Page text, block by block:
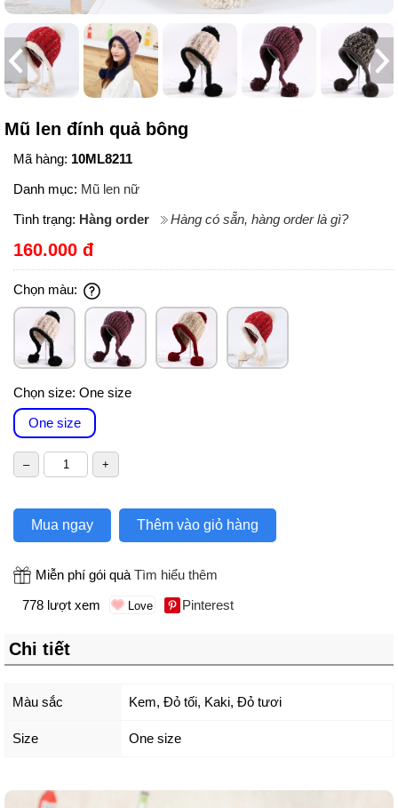
Mũ len đính quả bông
Mã hàng: 10ML8211
Danh mục: Mũ len nữ
Tình trạng: Hàng order Hàng có sẵn, hàng order là gì?
160.000 đ
Chọn màu:
Chọn size: One size
One size
Mua ngay Thêm vào giỏ hàng
Miễn phí gói quà Tìm hiểu thêm
778 lượt xem
Pinterest
Chi tiết
Màu sắc Kem, Đỏ tối, Kaki, Đỏ tươi
Size One size